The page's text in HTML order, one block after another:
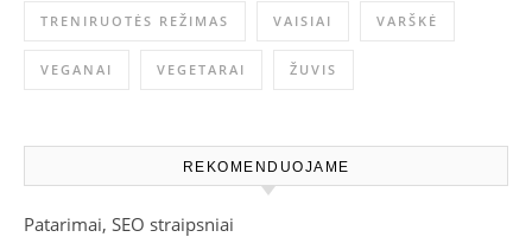
TRENIRUOTĖS REŽIMAS VAISIAI VARŠKĖ
VEGANAI VEGETARAI ŽUVIS
REKOMENDUOJAME
Patarimai, SEO straipsniai